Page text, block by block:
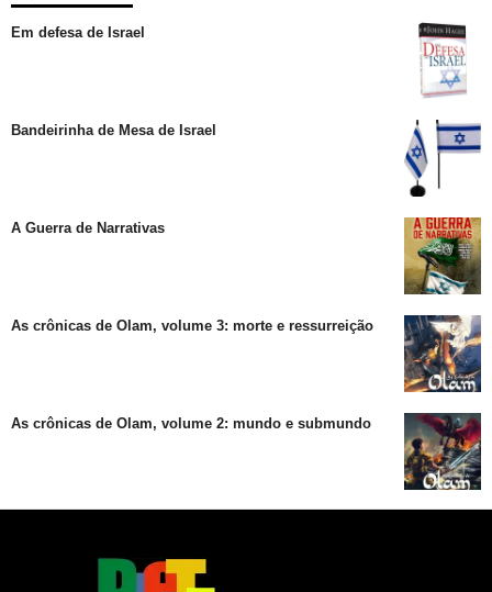
Em defesa de Israel
Bandeirinha de Mesa de Israel
A Guerra de Narrativas
As crônicas de Olam, volume 3: morte e ressurreição
As crônicas de Olam, volume 2: mundo e submundo